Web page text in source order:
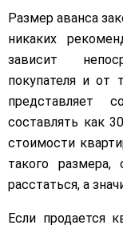
Размер аванса
никаких
зависит
покупателя и от
представляет
составлять как
стоимости
такого
расстаться, а
Если продается